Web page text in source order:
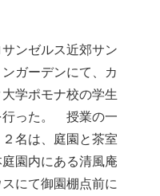
ンゼルス近郊サン
ガーデンにて、カ
学ポモナ校の学生
行った。 授業の一
名は、庭園と茶室
園内にある清風庵
にて御園棚点前に